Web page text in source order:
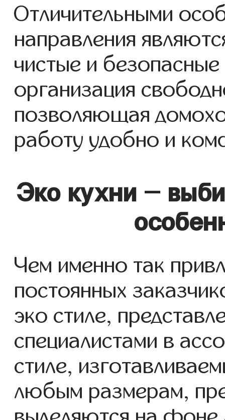
Отличительными
направления
чистые и
организация
позволяющая
работу удобно и
Эко кухни -
Чем именно так
постоянных
эко стиле,
специалистами в
стиле,
любым размерам,